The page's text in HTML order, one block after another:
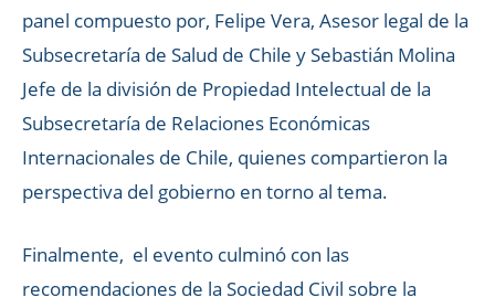
panel compuesto por, Felipe Vera, Asesor legal de la
Subsecretaría de Salud de Chile y Sebastián Molina
Jefe de la división de Propiedad Intelectual de la
Subsecretaría de Relaciones Económicas
Internacionales de Chile, quienes compartieron la
perspectiva del gobierno en torno al tema.
Finalmente, el evento culminó con las
recomendaciones de la Sociedad Civil sobre la